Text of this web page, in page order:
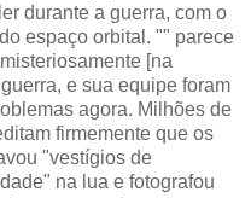
durante a guerra, com o
espaço orbital. "" parece
[na
e sua equipe foram
agora. Milhões de
firmemente que os
"vestígios de
na lua e fotografou